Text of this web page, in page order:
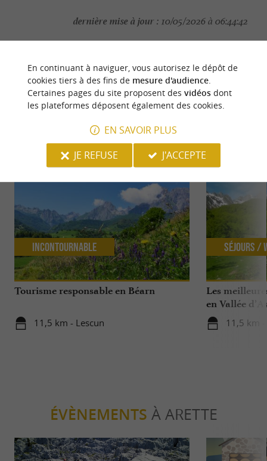
dernière mise à jour : 10/05/2026 à 06:44:42
Source : Crédit photo :
ND 4.0
NOUS AVONS TESTÉPOUR VOUS
Tourisme responsable en Béarn
11,5 km - Lescun
Incontournable
Les
en Vallée
11,5 km -
Séjours /
ÉVÈNEMENTS À ARETTE
En continuant à naviguer, vous autorisez le dépôt de
cookies tiers à des fins de mesure d'audience.
Certaines pages du site proposent des vidéosdont
les plateformes déposent également des cookies.
EN SAVOIR PLUS
JE REFUSE
J'ACCEPTE